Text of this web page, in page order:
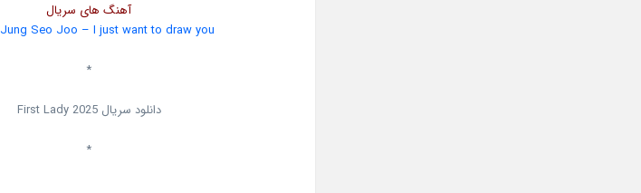
آهنگ های سریال
Jung Seo Joo – I just want to draw you
*
دانلود سریال First Lady 2025
*